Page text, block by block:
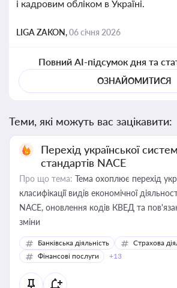
і кадровим обліком в Україні.
LIGA ZAKON,06 січня 2026
Повний AI-підсумок дня та
ОЗНАЙОМИТИСЯ
Теми, які можуть вас зацікавити:
Перехід української
стандартів NACE
Про що тема: Тема охоплює перехід
класифікації видів економічної
NACE, оновлення кодів КВЕД та
зміни
Банківська діяльність
Страхова
Фінансові послуги
+13